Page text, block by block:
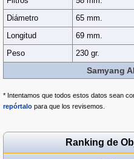
Diámetro
65 mm.
Longitud
69 mm.
Peso
230 gr.
Samyang
* Intentamos que todos estos datos sean
repórtalo para que los revisemos.
Ranking de